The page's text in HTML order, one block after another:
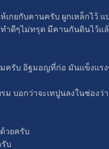
ห้เกยกับคานครับ ผูกเหล็กไ
ำดีๆไม่ทรุด มีคานกันดินไว้แ
ครับ อิฐมอญที่ก่อ มันแข็งแรง
ม บอกว่าจะเทปูนลงในช่องว่
วยครับ
บ